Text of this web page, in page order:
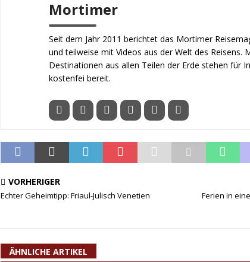
Mortimer
Seit dem Jahr 2011 berichtet das Mortimer
und teilweise mit Videos aus der Welt des Reisens.
Destinationen aus allen Teilen der Erde stehen für
kostenfei bereit.
VORHERIGER
Echter Geheimtipp: Friaul-Julisch Venetien
Ferien in
ÄHNLICHE ARTIKEL